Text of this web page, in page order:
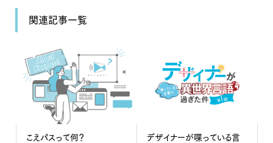
関連記事一覧
こえパスって何？
デザイナーが喋っている言